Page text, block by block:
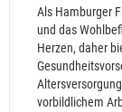
Als Hamburger
und das
Herzen, daher
vorbildlichem